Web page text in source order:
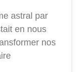
astral par
en nous
nos